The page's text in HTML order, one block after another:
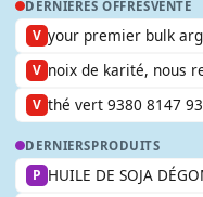
DERNIÈRES OFFRESVENTE
V your premier bulk
V noix de karité, nous
V thé vert 9380 8147
DERNIERSPRODUITS
P HUILE DE SOJA